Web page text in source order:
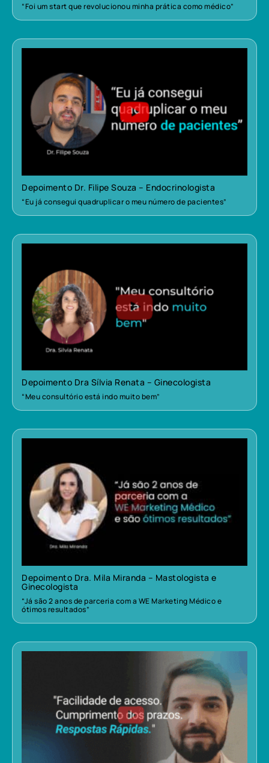
“Foi um start que revolucionou minha prática como médico”
Depoimento Dr. Filipe Souza – Endocrinologista
“Eu já consegui quadruplicar o meu número de pacientes”
Depoimento Dra Sílvia Renata – Ginecologista
“Meu consultório está indo muito bem”
Depoimento Dra. Mila Miranda – Mastologista e
Ginecologista
“Já são 2 anos de parceria com a WE Marketing Médico e
ótimos resultados”